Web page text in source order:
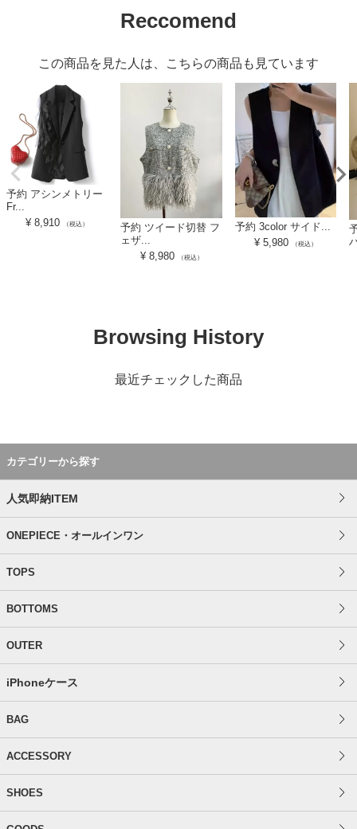
Reccomend
この商品を見た人は、こちらの商品も見ています
予約 アシンメトリー
Fr...
¥ 8,910 （税込）
予約 ツイード切替 フ
ェザ...
¥ 8,980 （税込）
予約 3color サイド...
¥ 5,980 （税込）
Browsing History
最近チェックした商品
カテゴリーから探す
人気即納ITEM
ONEPIECE・オールインワン
TOPS
BOTTOMS
OUTER
iPhoneケース
BAG
ACCESSORY
SHOES